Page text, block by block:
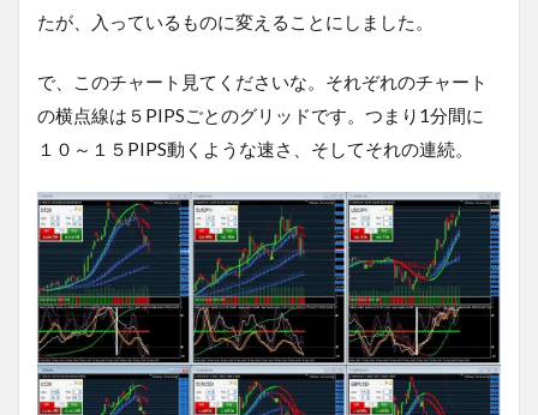
たが、入っているものに変えることにしました。
で、このチャート見てくださいな。それぞれのチャート
の横点線は５PIPSごとのグリッドです。つまり1分間に
１０～１５PIPS動くような速さ、そしてそれの連続。